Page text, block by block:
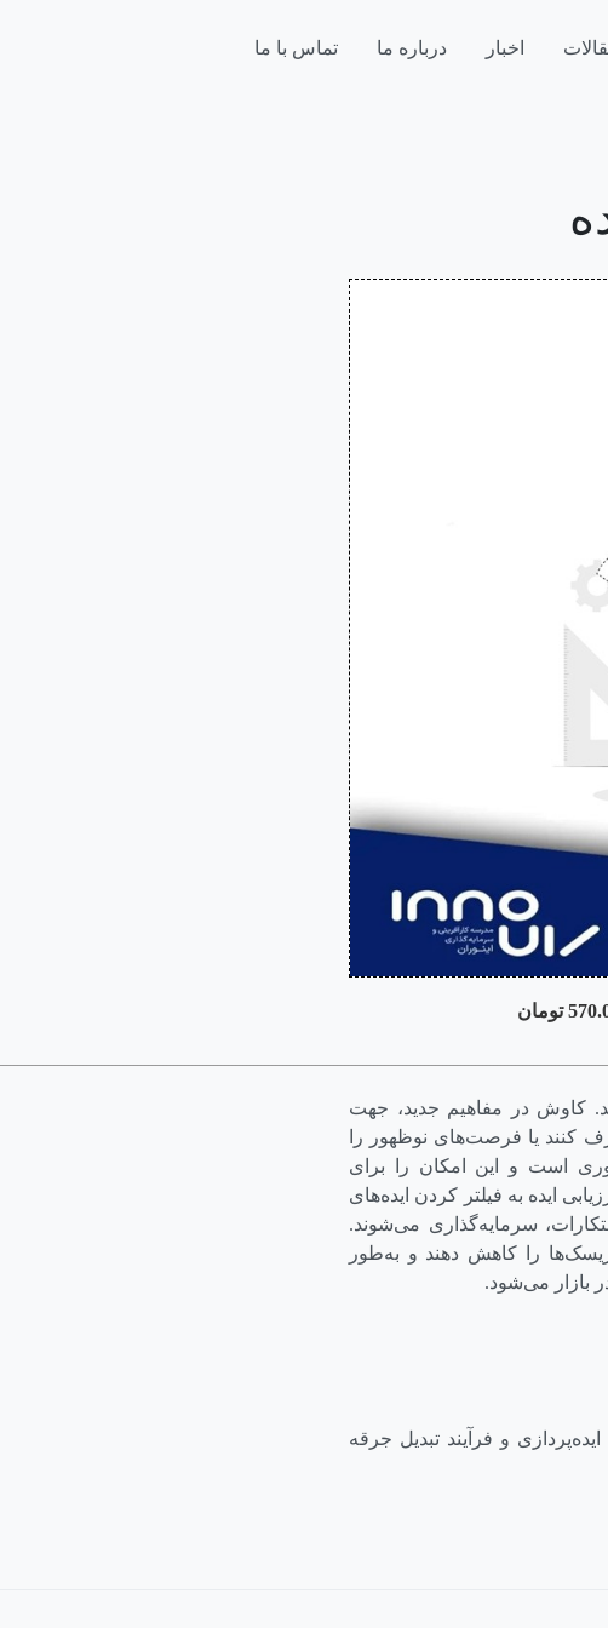
اخبار درباره ما تماس با ما
کاوش در مفاهیم جدید، جهت
کنند یا فرصت‌های نوظهور را
است و این امکان را برای
ایده به فیلتر کردن ایده‌های
سرمایه‌گذاری می‌شوند.
را کاهش دهند و به‌طور
بازار می‌شود.
ایده‌پردازی و فرآیند تبدیل جرقه